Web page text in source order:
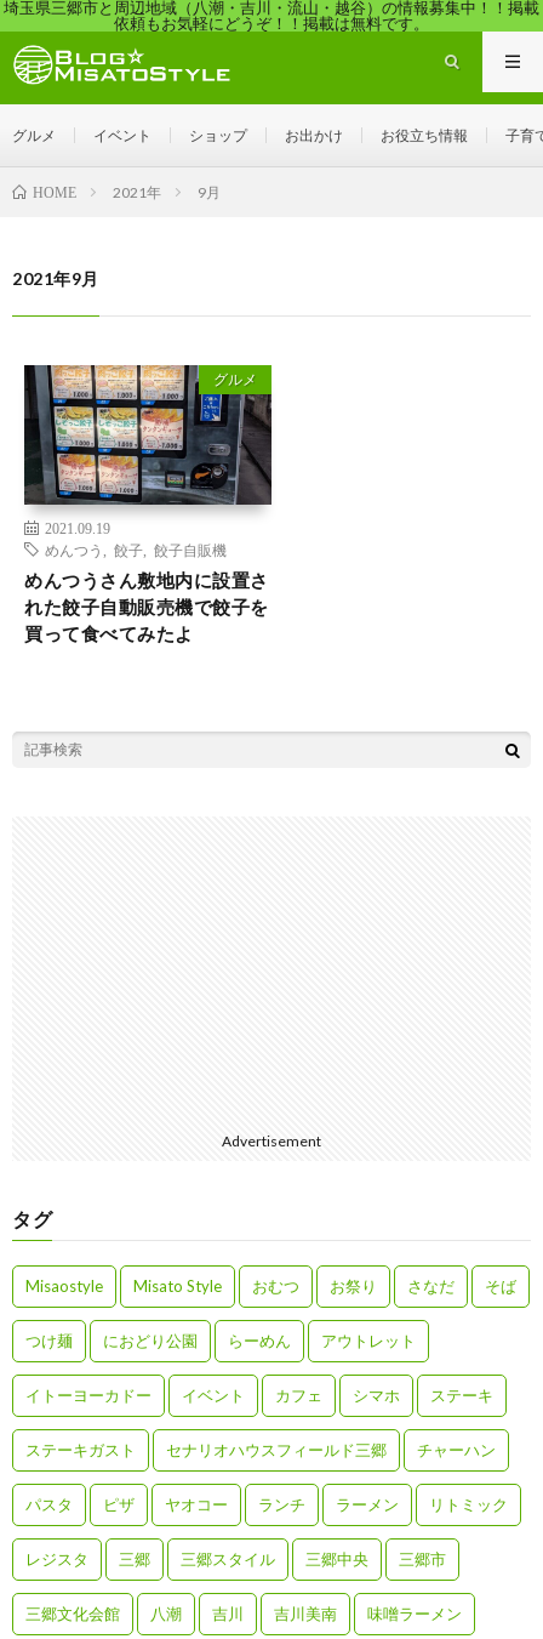
埼玉県三郷市と周辺地域（八潮・吉川・流山・越谷）の情報募集中！！掲載
依頼もお気軽にどうぞ！！掲載は無料です。
グルメ イベント ショップ お出かけ お役立ち情報 子育
HOME 2021年 9月
2021年9月
グルメ
2021.09.19
めんつう
餃子 餃子自販機
めんつうさん敷地内に設置さ
れた餃子自動販売機で餃子を
買って食べてみたよ
Advertisement
タグ
Misaostyle Misato Style おむつ お祭り さなだ そば
つけ麺 におどり公園 らーめん アウトレット
イトーヨーカドー イベント カフェ シマホ ステーキ
ステーキガスト セナリオハウスフィールド三郷 チャーハン
パスタ ピザ ヤオコー ランチ ラーメン リトミック
レジスタ 三郷 三郷スタイル 三郷中央 三郷市
三郷文化会館 八潮 吉川 吉川美南 味噌ラーメン